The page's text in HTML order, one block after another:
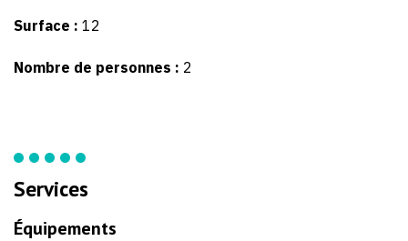
Surface : 12
Nombre de personnes : 2
Services
Équipements